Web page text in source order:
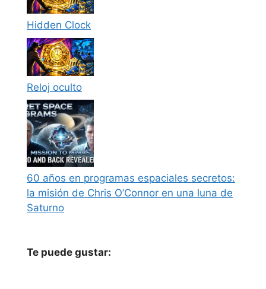
Hidden Clock
Reloj oculto
60 años en programas espaciales secretos:
la misión de Chris O’Connor en una luna de
Saturno
Te puede gustar: